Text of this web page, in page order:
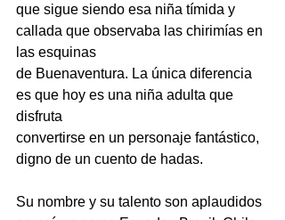
que sigue siendo esa niña tímida y
callada que observaba las chirimías en
las esquinas
de Buenaventura. La única diferencia
es que hoy es una niña adulta que
disfruta
convertirse en un personaje fantástico,
digno de un cuento de hadas.
Su nombre y su talento son aplaudidos